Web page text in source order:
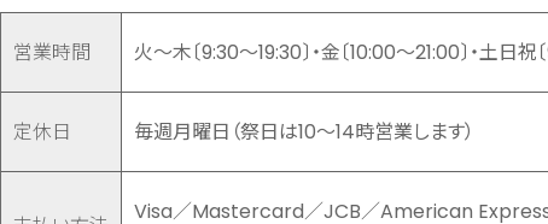
営業時間 火～木〔9:30～19:30〕・金〔10:00～21:00〕・土日祝
定休日 毎週月曜日（祭日は10～14時営業します）
Visa／Mastercard／JCB／American Express／Ａ